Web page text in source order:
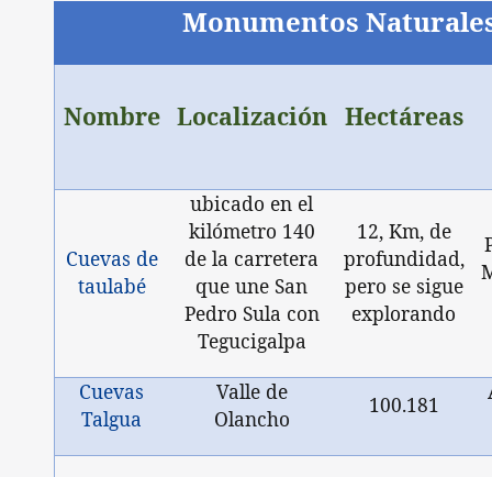
Monumentos
Nombre Localización Hectáreas
Cuevas de
taulabé
ubicado en el
kilómetro 140
de la carretera
que une San
Pedro Sula con
Tegucigalpa
12, Km, de
profundidad,
pero se sigue
explorando
Cuevas
Talgua
Valle de
Olancho
100.181